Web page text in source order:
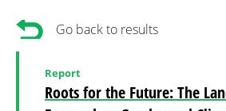
Go back to results
Roots for the Future: The
Report